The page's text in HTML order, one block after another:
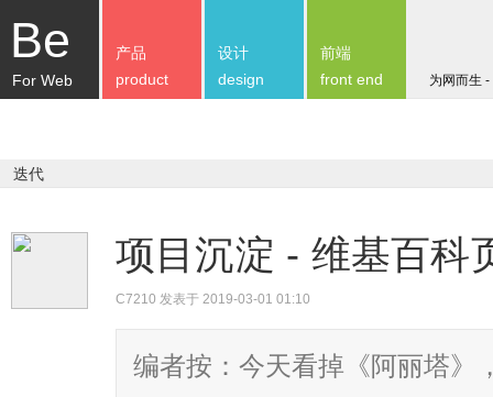
Be
For Web 为网而生
产品
product
设计
design
前端
front end
迭代
项目沉淀 - 维基百科
C7210 发表于 2019-03-01 01:10
编者按：今天看掉《阿丽塔》